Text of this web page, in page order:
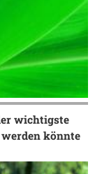
wichtigste
könnte